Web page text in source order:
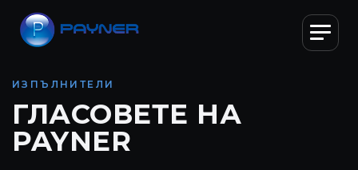
ИЗПЪЛНИТЕЛИ
ГЛАСОВЕТЕ НА
PAYNER